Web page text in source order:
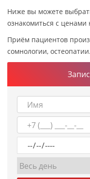
Ниже вы можете
ознакомиться с ценами
Приём пациентов
сомнологии, остеопатии.